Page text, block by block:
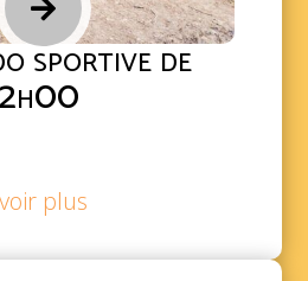

sportive de
2h00
voir plus